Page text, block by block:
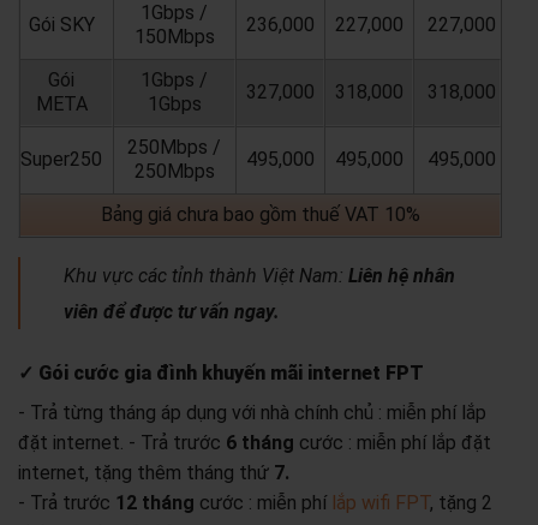
Gói SKY
1Gbps /
150Mbps
236,000 227,000 227,000
Gói
META
1Gbps /
1Gbps
327,000 318,000 318,000
Super250
250Mbps /
250Mbps
495,000 495,000 495,000
Bảng giá chưa bao gồm thuế VAT 10%
Khu vực các tỉnh thành Việt Nam: Liên hệ nhân
viên để được tư vấn ngay.
✓ Gói cước gia đình khuyến mãi internet FPT
- Trả từng tháng áp dụng với nhà chính chủ : miễn phí lắp
đặt internet. - Trả trước 6 tháng cước : miễn phí lắp đặt
internet, tặng thêm tháng thứ 7.
- Trả trước 12 tháng cước : miễn phí lắp wifi FPT, tặng 2